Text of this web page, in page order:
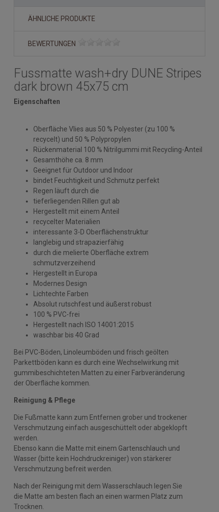
ÄHNLICHE PRODUKTE
BEWERTUNGEN
Fussmatte wash+dry DUNE Stripes
dark brown 45x75 cm
Eigenschaften
Oberfläche Vlies aus 50 % Polyester (zu 100 %
recycelt) und 50 % Polypropylen
Rückenmaterial 100 % Nitrilgummi mit Recycling-Anteil
Gesamthöhe ca. 8 mm
Geeignet für Outdoor und Indoor
bindet Feuchtigkeit und Schmutz perfekt
Regen läuft durch die
tieferliegenden Rillen gut ab
Hergestellt mit einem Anteil
recycelter Materialien
interessante 3-D Oberflächenstruktur
langlebig und strapazierfähig
durch die melierte Oberfläche extrem
schmutzverzeihend
Hergestellt in Europa
Modernes Design
Lichtechte Farben
Absolut rutschfest und äußerst robust
100 % PVC-frei
Hergestellt nach ISO 14001:2015
waschbar bis 40 Grad
Bei PVC-Böden, Linoleumböden und frisch geölten
Parkettböden kann es durch eine Wechselwirkung mit
gummibeschichteten Matten zu einer Farbveränderung
der Oberfläche kommen.
Reinigung & Pflege
Die Fußmatte kann zum Entfernen grober und trockener
Verschmutzung einfach ausgeschüttelt oder abgeklopft
werden.
Ebenso kann die Matte mit einem Gartenschlauch und
Wasser (bitte kein Hochdruckreiniger) von stärkerer
Verschmutzung befreit werden.
Nach der Reinigung mit dem Wasserschlauch legen Sie
die Matte am besten flach an einen warmen Platz zum
Trocknen.